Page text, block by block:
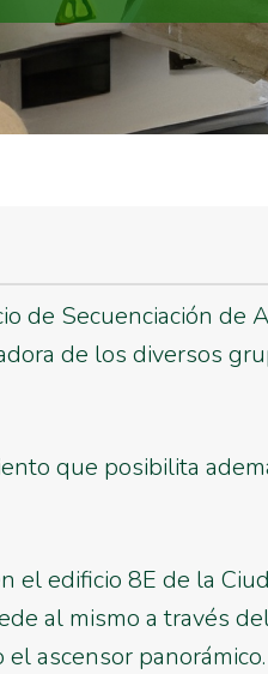
de Secuenciación de
de los diversos
que posibilita
el edificio 8E de la
al mismo a través
ascensor